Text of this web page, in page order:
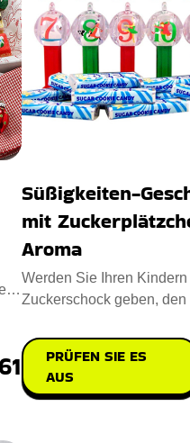
Süßigkeiten-
mit
Aroma
Werden Sie Ihren Kindern
Zuckerschock geben,
PRÜFEN SIE ES
AUS